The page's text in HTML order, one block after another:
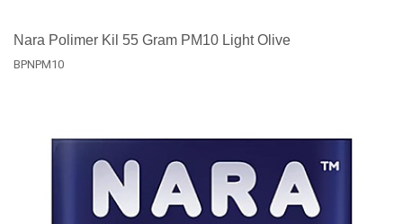
Nara Polimer Kil 55 Gram PM10 Light Olive
BPNPM10